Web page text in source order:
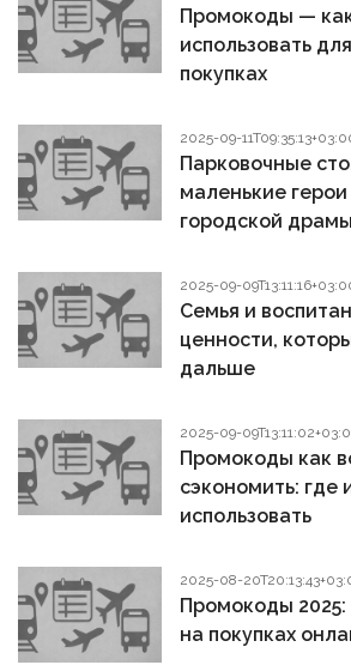
Промокоды —
использовать
покупках
2025-09-
Парковочные
маленькие
городской драмы
2025-09-
Семья и
ценности,
дальше
2025-09-
Промокоды как
сэкономить: где
использовать
2025-08-
Промокоды 2025:
на покупках